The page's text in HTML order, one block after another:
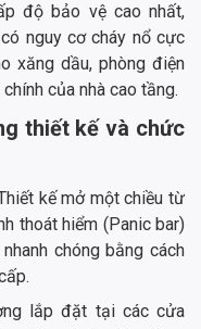
độ bảo vệ cao nhất,
nguy cơ cháy nổ cực
xăng dầu, phòng điện
của nhà cao tầng.
thiết kế và chức
kế mở một chiều từ
thoát hiểm (Panic bar)
chóng bằng cách
lắp đặt tại các cửa